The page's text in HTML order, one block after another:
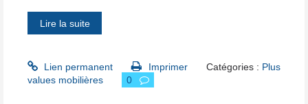
Lire la suite
Lien permanent Imprimer Catégories : Plus
values mobilières
0